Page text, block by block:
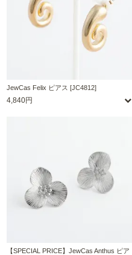
JewCas Felix ピアス [JC4812]
4,840円
【SPECIAL PRICE】JewCas Anthus ピア